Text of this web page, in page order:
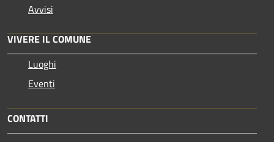
Avvisi
VIVERE IL COMUNE
Luoghi
Eventi
CONTATTI